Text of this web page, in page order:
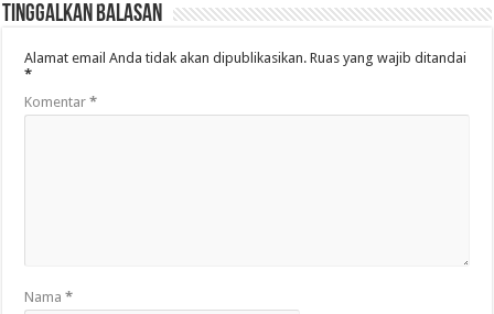
Tinggalkan Balasan
Alamat email Anda tidak akan dipublikasikan. Ruas yang wajib ditandai
*
Komentar*
Nama*